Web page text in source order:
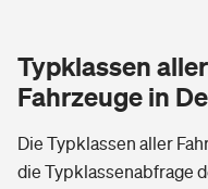
Typklassen
Fahrzeuge in
Die Typklassen aller
die Typklassenabfrage